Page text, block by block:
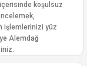
içerisinde koşulsuz
işlemlerinizi yüz
Alemdağ